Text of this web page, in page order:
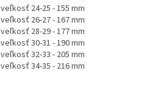
veľkosť 24-25 - 155 mm
veľkosť 26-27 - 167 mm
veľkosť 28-29 - 177 mm
veľkosť 30-31 - 190 mm
veľkosť 32-33 - 205 mm
veľkosť 34-35 - 216 mm